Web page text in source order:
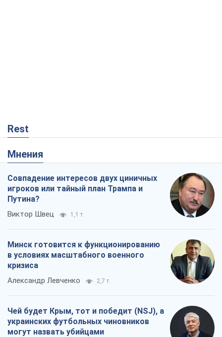
Rest
Мнения
Совпадение интересов двух циничных
игроков или тайный план Трампа и
Путина?
Виктор Швец 1,1 т.
Минск готовится к функционированию
в условиях масштабного военного
кризиса
Александр Левченко 2,7 т.
Чей будет Крым, тот и победит (NSJ), а
украинских футбольных чиновников
могут назвать убийцами